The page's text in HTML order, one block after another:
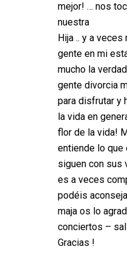
mejor! … nos
nuestra
Hija .. y a
gente en mi
mucho la
gente divorcia
para disfrutar y
la vida en
flor de la vida!
entiende lo
siguen con sus
es a veces
podéis
maja os lo
conciertos –
Gracias !